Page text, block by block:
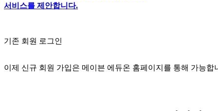
서비스를 제안합니다.
기존 회원 로그인
이제 신규 회원 가입은 메이븐 에듀온 홈페이지를 통해 가능합